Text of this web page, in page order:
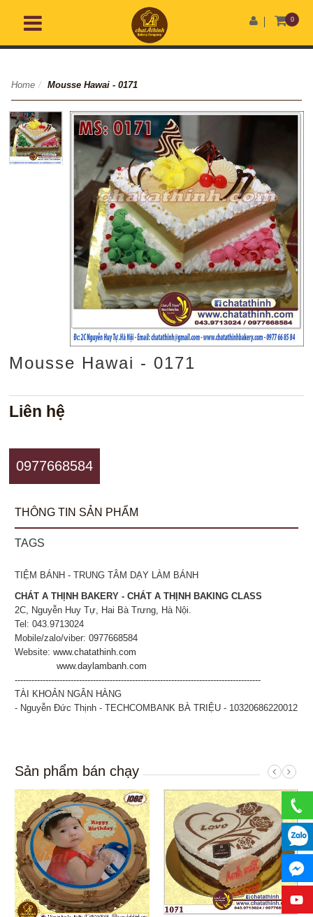
0
Home / Mousse Hawai - 0171
Mousse Hawai - 0171
Liên hệ
0977668584
THÔNG TIN SẢN PHẨM
TAGS
TIỆM BÁNH - TRUNG TÂM DẠY LÀM BÁNH
CHÁT A THỊNH BAKERY - CHÁT A THỊNH BAKING CLASS
2C, Nguyễn Huy Tự, Hai Bà Trưng, Hà Nội.
Tel: 043.9713024
Mobile/zalo/viber: 0977668584
Website:www.chatathinh.com
www.daylambanh.com
----------------------------------------------------------------------------------------
TÀI KHOẢN NGÂN HÀNG
- Nguyễn Đức Thịnh - TECHCOMBANK BÀ TRIỆU - 10320686220012
Sản phẩm bán chạy